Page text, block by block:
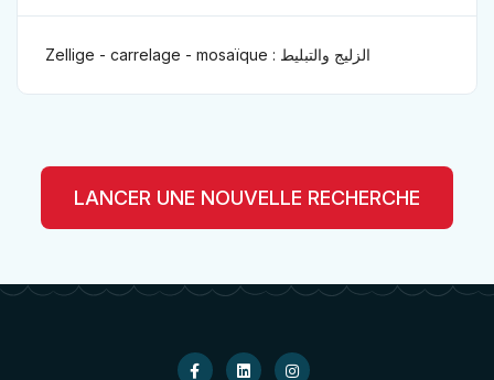
Zellige - carrelage - mosaïque : الزليج والتبليط
LANCER UNE NOUVELLE RECHERCHE